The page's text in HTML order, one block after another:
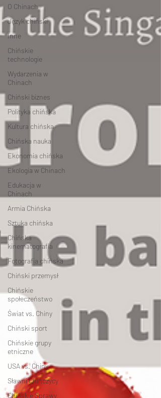
O Chinach
Język chiński
Inne
Chińskie
technologie
Wydarzenia w
Chinach
Chiński biznes
Polityka chińska
Kultura chińska
Chińska nauka
Ekonomia chińska
Ekologia w Chinach
Edukacja w
Chinach
Armia Chińska
Sztuka chińska
Chińska
kinematografia
Fotografia chińska
Chiński przemysł
Chińskie
społeczeństwo
Świat vs. Chiny
Chiński sport
Chińskie grupy
etniczne
USA vs. Chiny
Sławni Chińczycy
Chińskie Sprawy